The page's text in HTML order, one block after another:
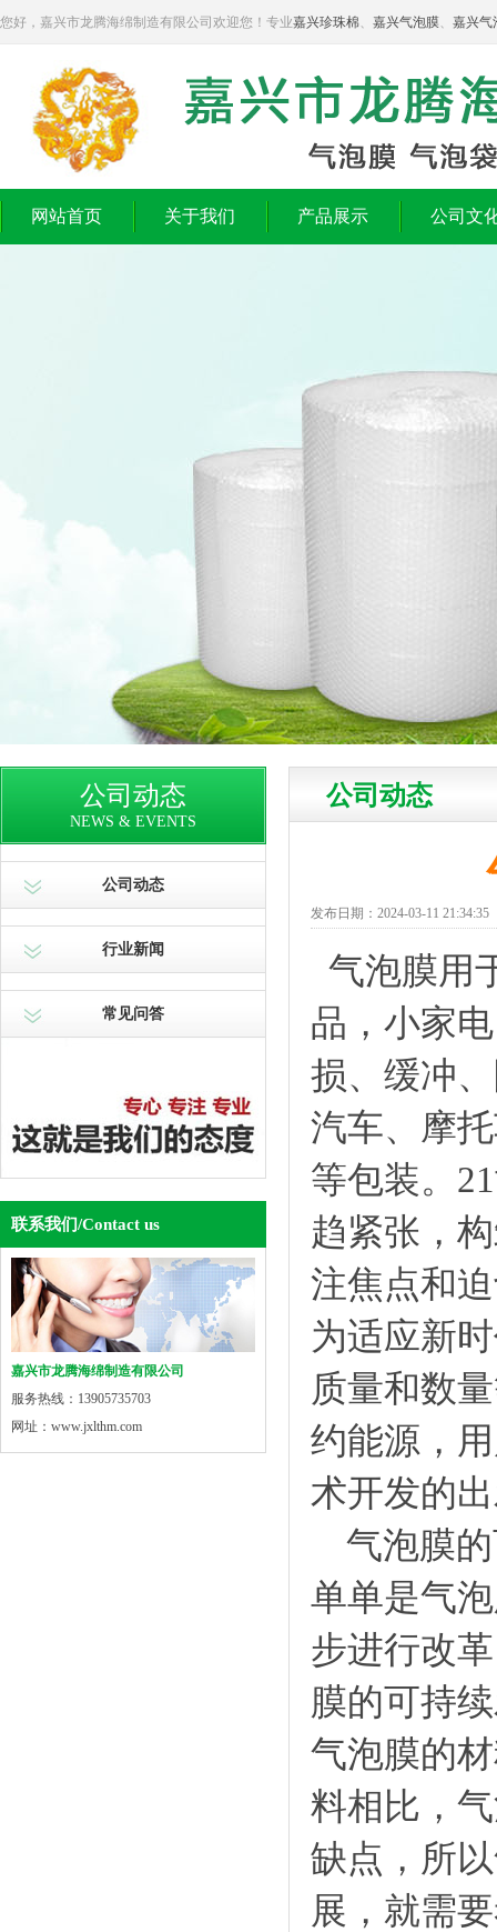
您好，嘉兴市龙腾海绵制造有限公司欢迎您！专业嘉兴珍珠棉、 嘉兴气泡膜、 嘉兴气
网站首页 关于我们 产品展示 公司文
公司动态
NEWS & EVENTS
公司动态
行业新闻
常见问答
联系我们/Contact us
嘉兴市龙腾海绵制造有限公司
服务热线：13905735703
网址：www.jxlthm.com
公司动态
发布日期：2024-03-11 21:34:35
气泡膜用
品，小家
损、缓冲
汽车、摩
等包装。
趋紧张，
注焦点和
为适应新
质量和数
约能源，
术开发的
气泡膜
单单是气
步进行改
膜的可持
气泡膜的
料相比，
缺点，所
展，就需